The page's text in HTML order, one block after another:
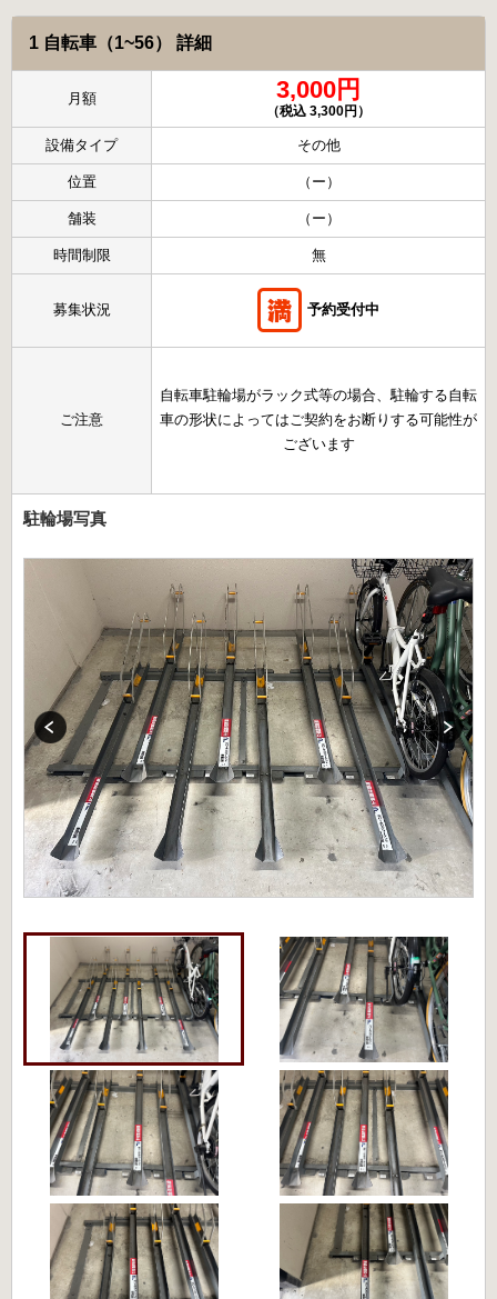
1 自転車（1~56） 詳細
月額 3,000円
（税込 3,300円）
設備タイプ その他
位置 （ー）
舗装 （ー）
時間制限 無
募集状況 予約受付中
ご注意
自転車駐輪場がラック式等の場合、駐輪する自転
車の形状によってはご契約をお断りする可能性が
ございます
駐輪場写真